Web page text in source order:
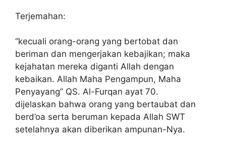
Terjemahan:
“kecuali orang-orang yang bertobat dan
beriman dan mengerjakan kebajikan; maka
kejahatan mereka diganti Allah dengan
kebaikan. Allah Maha Pengampun, Maha
Penyayang” QS. Al-Furqan ayat 70.
dijelaskan bahwa orang yang bertaubat dan
berd’oa serta beruman kepada Allah SWT
setelahnya akan diberikan ampunan-Nya.